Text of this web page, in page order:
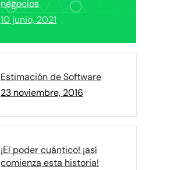
negocios
10 junio, 2021
Estimación de Software
23 noviembre, 2016
¡El poder cuántico! ¡así
comienza esta historia!